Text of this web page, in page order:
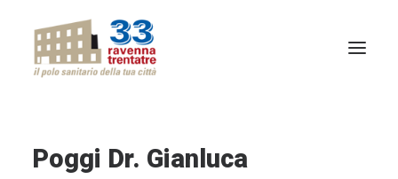
QUALITÀ
Poggi Dr. Gianluca